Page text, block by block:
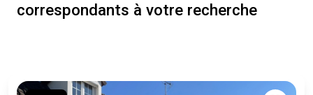
correspondants à votre recherche